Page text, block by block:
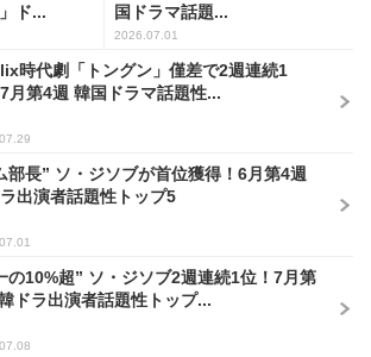
ド...
国ドラマ話題...
2026.07.01
時代劇「トングン」僅差で2週連続1
月第4週 韓国ドラマ話題性...
部長” ソ・ジソブが首位獲得！6月第4週
出演者話題性トップ5
の10%超” ソ・ジソブ2週連続1位！7月第
ドラ出演者話題性トップ...